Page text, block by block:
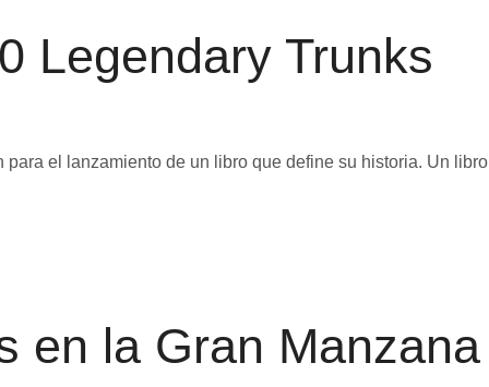
Legendary Trunks
el lanzamiento de un libro que define su historia. Un libro
en la Gran Manzana